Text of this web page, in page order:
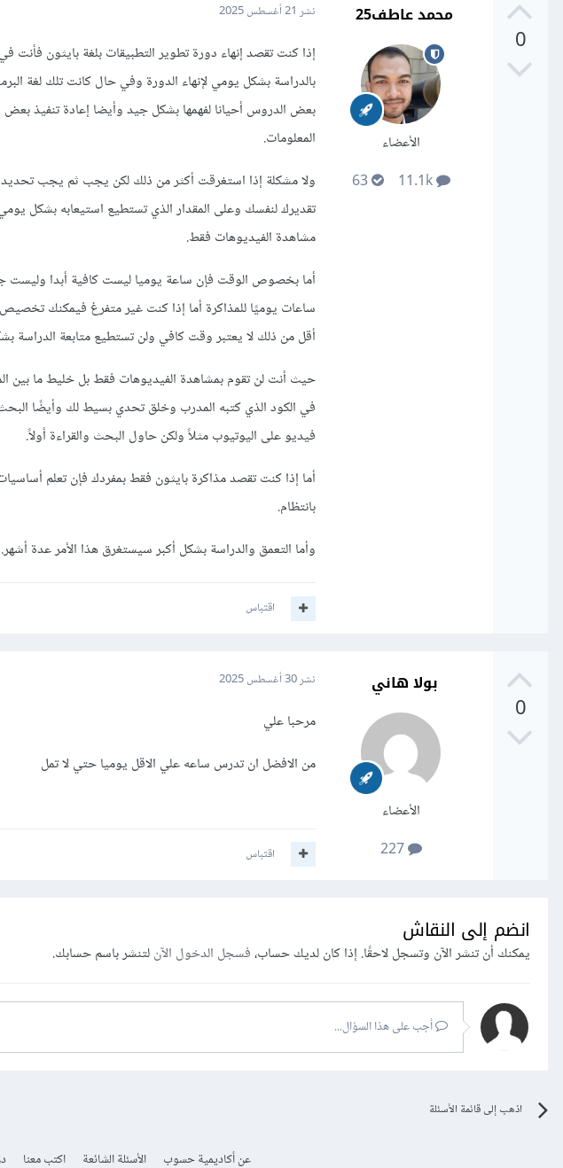
0
محمد عاطف25
الأعضاء
11.1k
63
نشر 21 أغسطس 2025
بالدراسة بشكل يومي لإنهاء الدورة وفي حال كانت تلك لغة
بعض الدروس أحيانا لفهمها بشكل جيد وأيضا إعادة تنفيذ
المعلومات.
ولا مشكلة إذا استغرقت أكثر من ذلك لكن يجب ثم يجب
تقديرك لنفسك وعلى المقدار الذي تستطيع استيعابه بشكل
مشاهدة الفيديوهات فقط.
أقل من ذلك لا يعتبر وقت كافي ولن تستطيع متابعة الدراسة
حيث أنت لن تقوم بمشاهدة الفيديوهات فقط بل خليط ما بين
في الكود الذي كتبه المدرب وخلق تحدي بسيط لك وأيضًا
فيديو على اليوتيوب مثلاً ولكن حاول البحث والقراءة أولاً.
أما إذا كنت تقصد مذاكرة بايثون فقط بمفردك فإن تعلم
بانتظام.
وأما التعمق والدراسة بشكل أكبر سيستغرق هذا الأمر عدة أشهر.
اقتباس
0
بولا هاني
الأعضاء
227
نشر30 أغسطس 2025
مرحبا علي
من الافضل ان تدرس ساعه علي الاقل يوميا حتي لا تمل
اقتباس
انضم إلى النقاش
يمكنك أن تنشر الآن وتسجل لاحقًا. إذا كان لديك حساب،فسجل الدخول الآنلتنشر باسم حسابك.
أجب على هذا السؤال...
اذهب إلى قائمة الأسئلة
عن أكاديمية حسوب الأسئلة الشائعة اكتب معنا